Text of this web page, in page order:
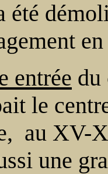
été
entrée du
le
au XV-
une